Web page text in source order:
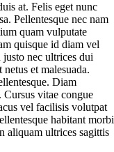
at. Felis eget nunc
Pellentesque nec nam
quam vulputate
quisque id diam vel
nec ultrices dui
et malesuada.
Diam
Cursus vitae congue
vel facilisis volutpat
habitant morbi
aliquam ultrices sagittis